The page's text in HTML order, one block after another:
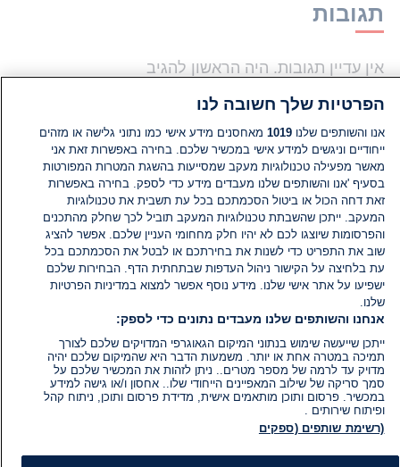
תגובות
אין עדיין תגובות. היה הראשון להגיב
הוסף תגובה
הפרטיות שלך חשובה לנו
אנו והשותפים שלנו1019 מאחסנים מידע אישי כמו נתוני גלישה או מזהים
ייחודיים וניגשים למידע אישי במכשיר שלכם. בחירה באפשרות זאת אני
מאשר מפעילה טכנולוגיות מעקב שמסייעות בהשגת המטרות המפורטות
בסעיף 'אנו והשותפים שלנו מעבדים מידע כדי לספק. בחירה באפשרות
זאת דחה הכול או ביטול הסכמתכם בכל עת תשבית את טכנולוגיות
המעקב. ייתכן שהשבתת טכנולוגיות המעקב תוביל לכך שחלק מהתכנים
והפרסומות שיוצגו לכם לא יהיו חלק מחחומי העניין שלכם. אפשר להציג
שוב את התפריט כדי לשנות את בחירתכם או לבטל את הסכמתכם בכל
עת בלחיצה על הקישור ניהול העדפות שבתחתית הדף. הבחירות שלכם
ישפיעו על אתר אישי שלנו. מידע נוסף אפשר למצוא במדיניות הפרטיות
שלנו.
אנחנו והשותפים שלנו מעבדים נתונים כדי לספק:
ייתכן שייעשה שימוש בנתוני המיקום הגאוגרפי המדויקים שלכם לצורך
תמיכה במטרה אחת או יותר. משמעות הדבר היא שהמיקום שלכם יהיה
מדויק עד לרמה של מספר מטרים.. ניתן לזהות את המכשיר שלכם על
סמך סריקה של שילוב המאפיינים הייחודי שלו.. אחסון ו/או גישה למידע
במכשיר. פרסום ותוכן מותאמים אישית, מדידת פרסום ותוכן, ניתוח קהל
ופיתוח שירותים .
(רשימת שותפים (ספקים